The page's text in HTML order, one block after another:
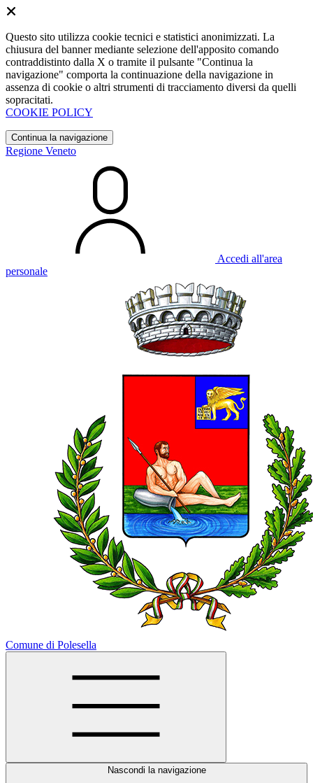
Questo sito utilizza cookie tecnici e statistici anonimizzati. La
chiusura del banner mediante selezione dell'apposito comando
contraddistinto dalla X o tramite il pulsante "Continua la
navigazione" comporta la continuazione della navigazione in
assenza di cookie o altri strumenti di tracciamento diversi da quelli
sopracitati.
COOKIE POLICY
Continua la navigazione
Regione Veneto
Accedi all'area
personale
Comune di Polesella
Nascondi la navigazione